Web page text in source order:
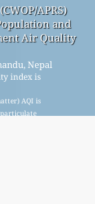
APRS)
and
Air Quality
Nepal
index is
AQI is